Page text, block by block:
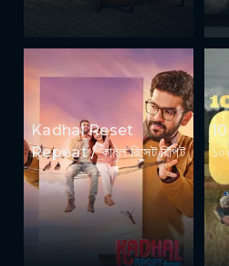
Kadhal Reset
Repeat / কাধল রিসেট রিপিট